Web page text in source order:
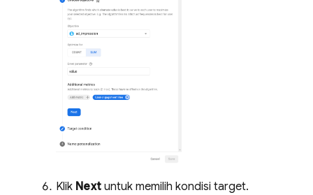
Klik Next untuk memilih kondisi target.